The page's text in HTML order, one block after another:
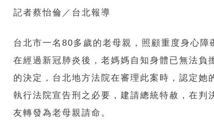
記者蔡怡倫／台北報導
台北市一名80多歲的老母親，照顧重度身心障
在經過新冠肺炎後，老媽媽自知身體已無法負
的決定，台北地方法院在審理此案時，認定她
執行法院宣告刑之必要，建請總統特赦，在判
友轉發為老母親請命。